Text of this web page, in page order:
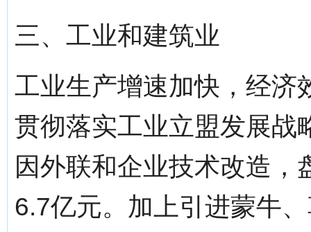
三、工业和建筑业
工业生产增速加快，经济
贯彻落实工业立盟发展战
因外联和企业技术改造
6.7亿元。加上引进蒙牛